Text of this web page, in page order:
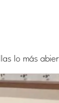
lo más